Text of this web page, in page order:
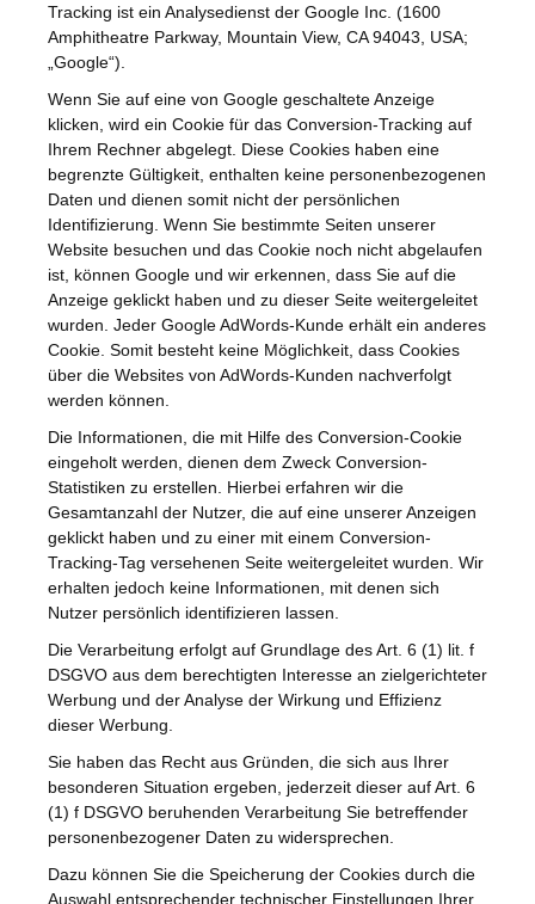
Tracking ist ein Analysedienst der Google Inc. (1600
Amphitheatre Parkway, Mountain View, CA 94043, USA;
„Google“).
Wenn Sie auf eine von Google geschaltete Anzeige
klicken, wird ein Cookie für das Conversion-Tracking auf
Ihrem Rechner abgelegt. Diese Cookies haben eine
begrenzte Gültigkeit, enthalten keine personenbezogenen
Daten und dienen somit nicht der persönlichen
Identifizierung. Wenn Sie bestimmte Seiten unserer
Website besuchen und das Cookie noch nicht abgelaufen
ist, können Google und wir erkennen, dass Sie auf die
Anzeige geklickt haben und zu dieser Seite weitergeleitet
wurden. Jeder Google AdWords-Kunde erhält ein anderes
Cookie. Somit besteht keine Möglichkeit, dass Cookies
über die Websites von AdWords-Kunden nachverfolgt
werden können.
Die Informationen, die mit Hilfe des Conversion-Cookie
eingeholt werden, dienen dem Zweck Conversion-
Statistiken zu erstellen. Hierbei erfahren wir die
Gesamtanzahl der Nutzer, die auf eine unserer Anzeigen
geklickt haben und zu einer mit einem Conversion-
Tracking-Tag versehenen Seite weitergeleitet wurden. Wir
erhalten jedoch keine Informationen, mit denen sich
Nutzer persönlich identifizieren lassen.
Die Verarbeitung erfolgt auf Grundlage des Art. 6 (1) lit. f
DSGVO aus dem berechtigten Interesse an zielgerichteter
Werbung und der Analyse der Wirkung und Effizienz
dieser Werbung.
Sie haben das Recht aus Gründen, die sich aus Ihrer
besonderen Situation ergeben, jederzeit dieser auf Art. 6
(1) f DSGVO beruhenden Verarbeitung Sie betreffender
personenbezogener Daten zu widersprechen.
Dazu können Sie die Speicherung der Cookies durch die
Auswahl entsprechender technischer Einstellungen Ihrer